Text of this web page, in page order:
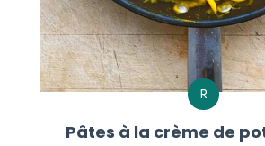
R
Pâtes à la crème de